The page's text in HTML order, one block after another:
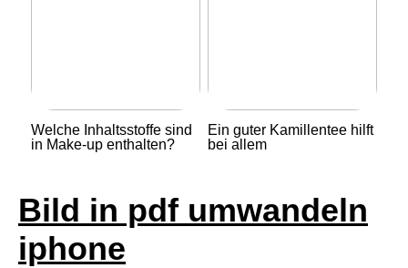
Welche Inhaltsstoffe sind
in Make-up enthalten?
Ein guter Kamillentee hilft
bei allem
Bild in pdf umwandeln
iphone